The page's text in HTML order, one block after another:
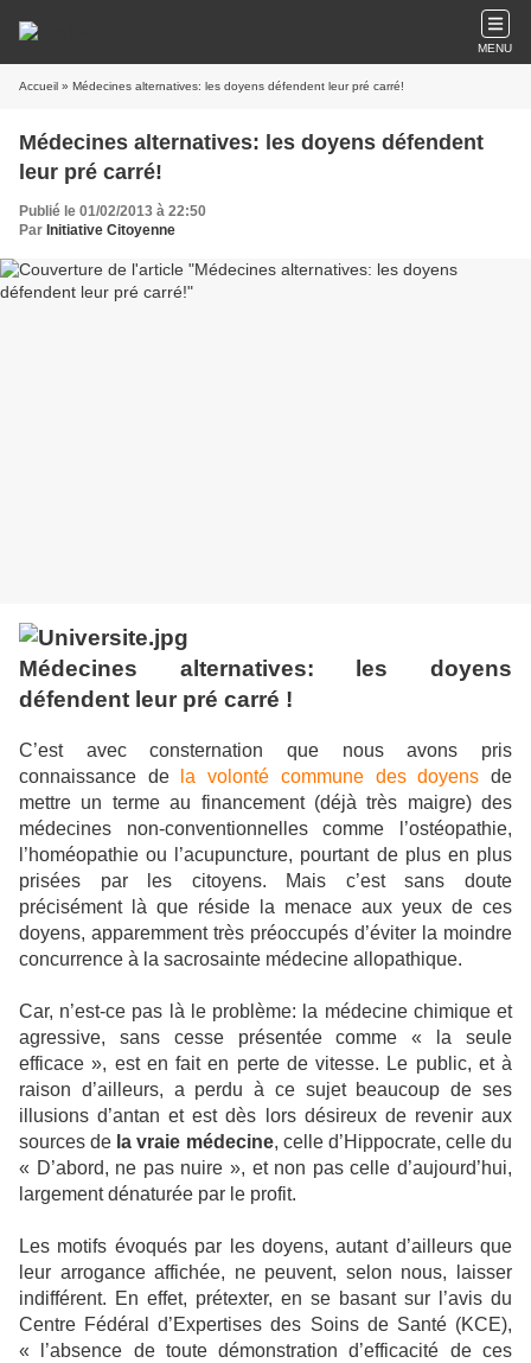
MENU
Accueil » Médecines alternatives: les doyens défendent leur pré carré!
Médecines alternatives: les doyens défendent
leur pré carré!
Publié le 01/02/2013 à 22:50
Par Initiative Citoyenne
Médecines alternatives: les doyens
défendent leur pré carré !
C’est avec consternation que nous avons pris
connaissance de
la volonté commune des doyens de
mettre un terme au financement (déjà très maigre) des
médecines non-conventionnelles comme l’ostéopathie,
l’homéopathie ou l’acupuncture, pourtant de plus en plus
prisées par les citoyens. Mais c’est sans doute
précisément là que réside la menace aux yeux de ces
doyens, apparemment très préoccupés d’éviter la moindre
concurrence à la sacrosainte médecine allopathique.
Car, n’est-ce pas là le problème: la médecine chimique et
agressive, sans cesse présentée comme « la seule
efficace », est en fait en perte de vitesse. Le public, et à
raison d’ailleurs, a perdu à ce sujet beaucoup de ses
illusions d’antan et est dès lors désireux de revenir aux
sources de la vraie médecine, celle d’Hippocrate, celle du
« D’abord, ne pas nuire », et non pas celle d’aujourd’hui,
largement dénaturée par le profit.
Les motifs évoqués par les doyens, autant d’ailleurs que
leur arrogance affichée, ne peuvent, selon nous, laisser
indifférent. En effet, prétexter, en se basant sur l’avis du
Centre Fédéral d’Expertises des Soins de Santé (KCE),
« l’absence de toute démonstration d’efficacité de ces